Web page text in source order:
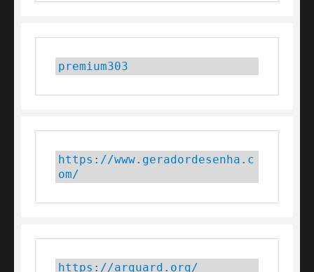
premium303
https://www.geradordesenha.c
om/
https://arguard.org/